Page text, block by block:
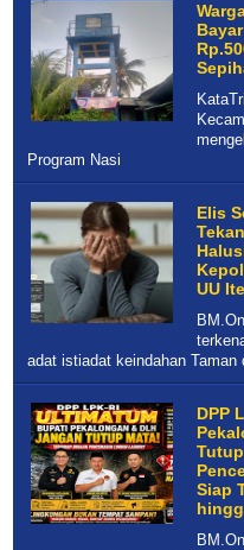
Program Nasi
Elis
UU Ite
adat istiadat keindahan
DPP
Siap